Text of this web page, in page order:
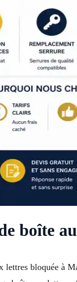
boîte
lettres bloquée à